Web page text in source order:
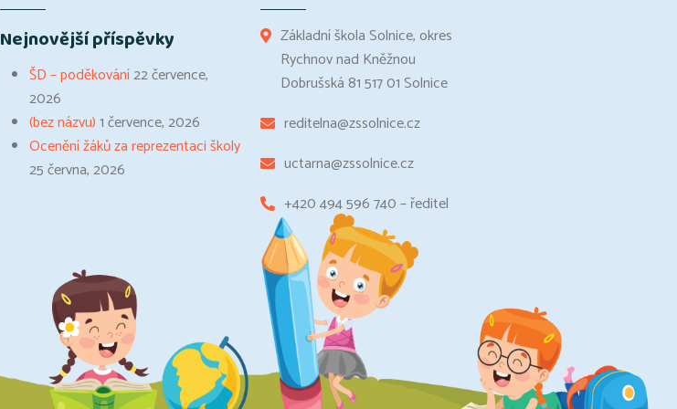
Nejnovější příspěvky
ŠD – poděkování22 července,
2026
(bez názvu)1 července, 2026
Ocenění žáků za reprezentaci školy
25 června, 2026
Základní škola Solnice, okres
Rychnov nad Kněžnou
Dobrušská 81 517 01 Solnice
reditelna@zssolnice.cz
uctarna@zssolnice.cz
+420 494 596 740 – ředitel